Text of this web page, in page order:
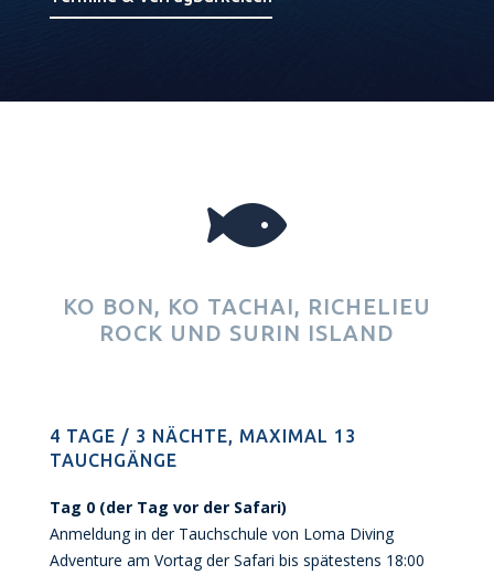

KO BON, KO TACHAI, RICHELIEU
ROCK UND SURIN ISLAND
4 TAGE / 3 NÄCHTE, MAXIMAL 13
TAUCHGÄNGE
Tag 0 (der Tag vor der Safari)
Anmeldung in der Tauchschule von Loma Diving
Adventure am Vortag der Safari bis spätestens 18:00